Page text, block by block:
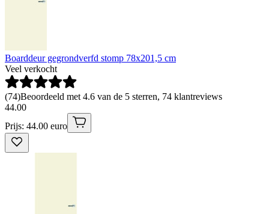
Boarddeur gegrondverfd stomp 78x201,5 cm
Veel verkocht
(74)Beoordeeld met 4.6 van de 5 sterren, 74 klantreviews
44.00
Prijs: 44.00 euro